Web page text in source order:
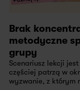
Brak
metodyczne
grupy
Scenariusz lekcji
częściej patrzą w
wyzwanie, z którym